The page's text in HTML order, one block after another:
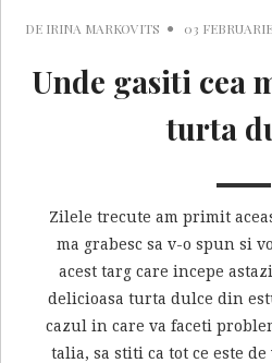
DE IRINA MARKOVITS 03
Unde gasiti cea
turta
Zilele trecute am primit
ma grabesc sa v-o spun si
acest targ care incepe
delicioasa turta dulce din
cazul in care va faceti
talia, sa stiti ca tot ce este